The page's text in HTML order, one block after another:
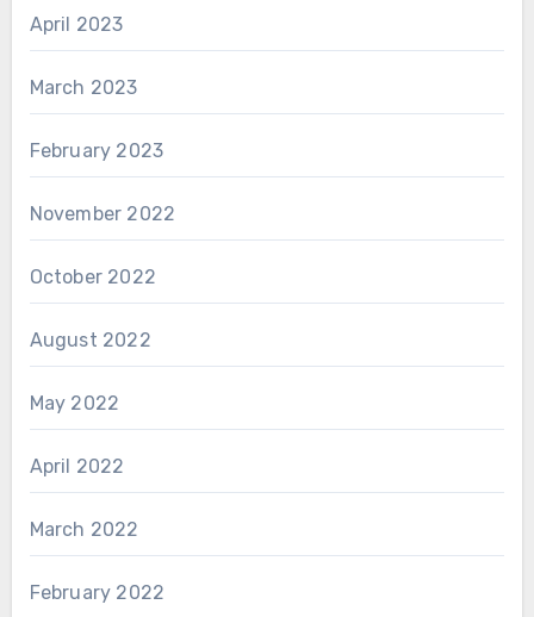
April 2023
March 2023
February 2023
November 2022
October 2022
August 2022
May 2022
April 2022
March 2022
February 2022